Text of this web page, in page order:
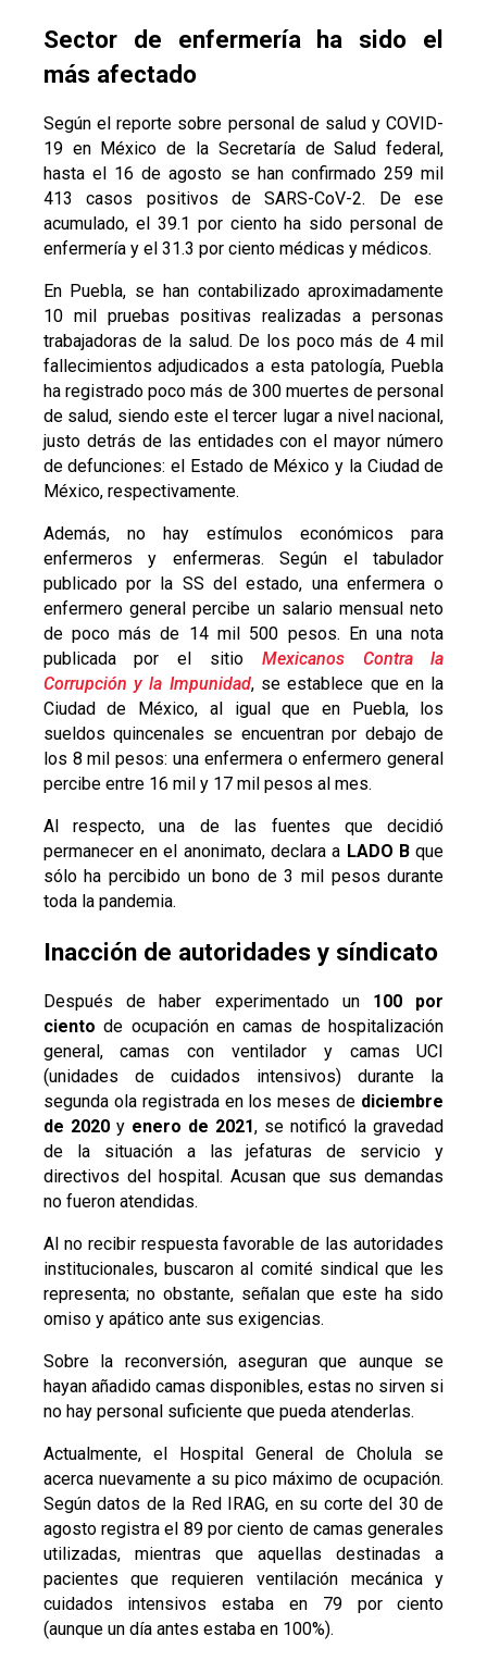
Sector de enfermería ha sido el
más afectado
Según el reporte sobre personal de salud y COVID-
19 en México de la Secretaría de Salud federal,
hasta el 16 de agosto se han confirmado 259 mil
413 casos positivos de SARS-CoV-2. De ese
acumulado, el 39.1 por ciento ha sido personal de
enfermería y el 31.3 por ciento médicas y médicos.
En Puebla, se han contabilizado aproximadamente
10 mil pruebas positivas realizadas a personas
trabajadoras de la salud. De los poco más de 4 mil
fallecimientos adjudicados a esta patología, Puebla
ha registrado poco más de 300 muertes de personal
de salud, siendo este el tercer lugar a nivel nacional,
justo detrás de las entidades con el mayor número
de defunciones: el Estado de México y la Ciudad de
México, respectivamente.
Además, no hay estímulos económicos para
enfermeros y enfermeras. Según el tabulador
publicado por la SS del estado, una enfermera o
enfermero general percibe un salario mensual neto
de poco más de 14 mil 500 pesos. En una nota
publicada por el sitio Mexicanos Contra la
Corrupción y la Impunidad, se establece que en la
Ciudad de México, al igual que en Puebla, los
sueldos quincenales se encuentran por debajo de
los 8 mil pesos: una enfermera o enfermero general
percibe entre 16 mil y 17 mil pesos al mes.
Al respecto, una de las fuentes que decidió
permanecer en el anonimato, declara a LADO B que
sólo ha percibido un bono de 3 mil pesos durante
toda la pandemia.
Inacción de autoridades y síndicato
Después de haber experimentado un 100 por
ciento de ocupación en camas de hospitalización
general, camas con ventilador y camas UCI
(unidades de cuidados intensivos) durante la
segunda ola registrada en los meses de diciembre
de 2020y enero de 2021, se notificó la gravedad
de la situación a las jefaturas de servicio y
directivos del hospital. Acusan que sus demandas
no fueron atendidas.
Al no recibir respuesta favorable de las autoridades
institucionales, buscaron al comité sindical que les
representa; no obstante, señalan que este ha sido
omiso y apático ante sus exigencias.
Sobre la reconversión, aseguran que aunque se
hayan añadido camas disponibles, estas no sirven si
no hay personal suficiente que pueda atenderlas.
Actualmente, el Hospital General de Cholula se
acerca nuevamente a su pico máximo de ocupación.
Según datos de la Red IRAG, en su corte del 30 de
agosto registra el 89 por ciento de camas generales
utilizadas, mientras que aquellas destinadas a
pacientes que requieren ventilación mecánica y
cuidados intensivos estaba en 79 por ciento
(aunque un día antes estaba en 100%).